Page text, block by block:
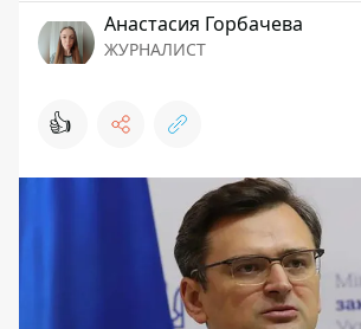
Анастасия Горбачева
ЖУРНАЛИСТ
👍